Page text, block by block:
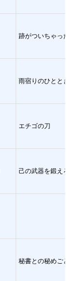
跡がついちゃっ
雨宿りのひとと
エチゴの刀
己の武器を鍛えろ
秘書との秘めごと